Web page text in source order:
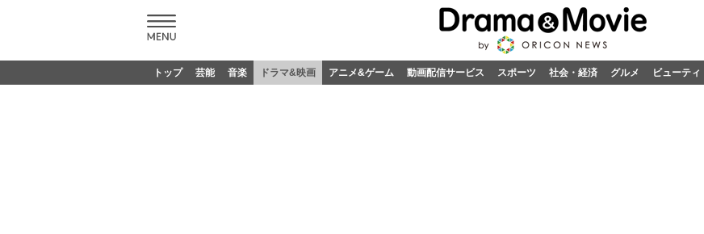
トップ 芸能 音楽 ドラマ&映画 アニメ&ゲーム 動画配信サービス スポーツ 社会・経済 グルメ ビューティ